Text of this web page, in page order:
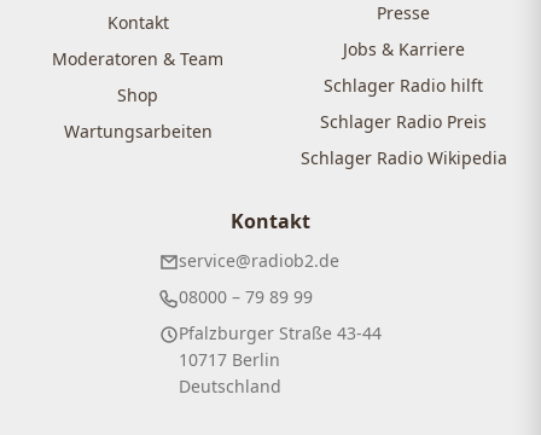
Kontakt
Moderatoren & Team
Shop
Wartungsarbeiten
Presse
Jobs & Karriere
Schlager Radio hilft
Schlager Radio Preis
Schlager Radio Wikipedia
Kontakt
service@radiob2.de
08000 – 79 89 99
Pfalzburger Straße 43-44
10717 Berlin
Deutschland